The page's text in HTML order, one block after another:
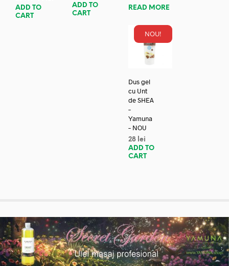
ADD TO
CART
ADD TO
CART
READ MORE
NOU!
Dus gel
cu Unt
de SHEA
–
Yamuna
– NOU
28 lei
ADD TO
CART